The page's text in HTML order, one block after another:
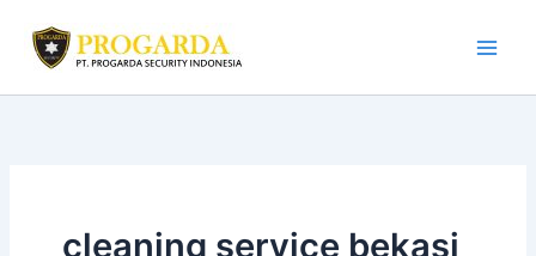
content
cleaning service bekasi